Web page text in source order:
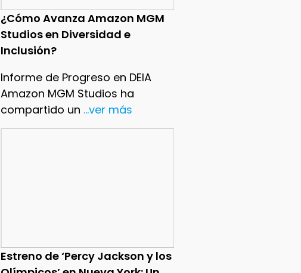
¿Cómo Avanza Amazon MGM
Studios en Diversidad e
Inclusión?
Informe de Progreso en DEIA
Amazon MGM Studios ha
compartido un ...ver más
Estreno de ‘Percy Jackson y los